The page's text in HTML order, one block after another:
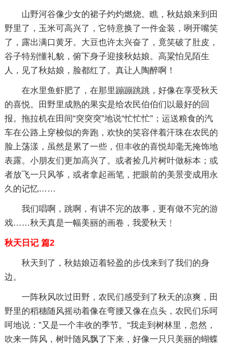
山野河谷像少女的裙子灼灼燃烧。瞧，秋姑娘来到田
野里了，玉米可高兴了，它特意换了一件金装，咧开嘴笑
了，露出满口黄牙。大豆也许太兴奋了，竟笑破了肚皮，
谷子特别懂礼貌，俯下身子迎接秋姑娘。高粱怕见陌生
人，见了秋姑娘，脸都红了。真让人陶醉啊！
在水里鱼虾肥了，在那里蹦蹦跳跳，好像在享受秋天
的喜悦。田野里成熟的果实是给农民伯伯们以最好的回
报。拖拉机在田间“突突突”地说“忙忙忙”；运送粮食的汽
车在公路上穿梭似的奔跑，欢快的笑容伴着汗珠在农民的
脸上荡漾，虽然是累了一些，但丰收的喜悦却毫无掩饰地
表露。小朋友们更加高兴了。或者捡几片树叶做标本；或
者放飞一只风筝，或者拿起画笔，把眼前的美景变成用永
久的记忆……
我们唱啊，跳啊，有讲不完的故事，更有做不完的游
戏……秋天真是一幅美丽的画卷，我爱秋天﹗
秋天日记 篇2
秋天到了，秋姑娘迈着轻盈的步伐来到了我们的身
边。
一阵秋风吹过田野，农民们感受到了秋天的凉爽，田
野里的稻穗随风摇动着像在弯腰又像在点头，农民们乐呵
呵地说：”又是一个丰收的季节。“我走到树林里，忽然，
吹来一阵风，树叶随风飘了下来，好像一只只美丽的蝴蝶